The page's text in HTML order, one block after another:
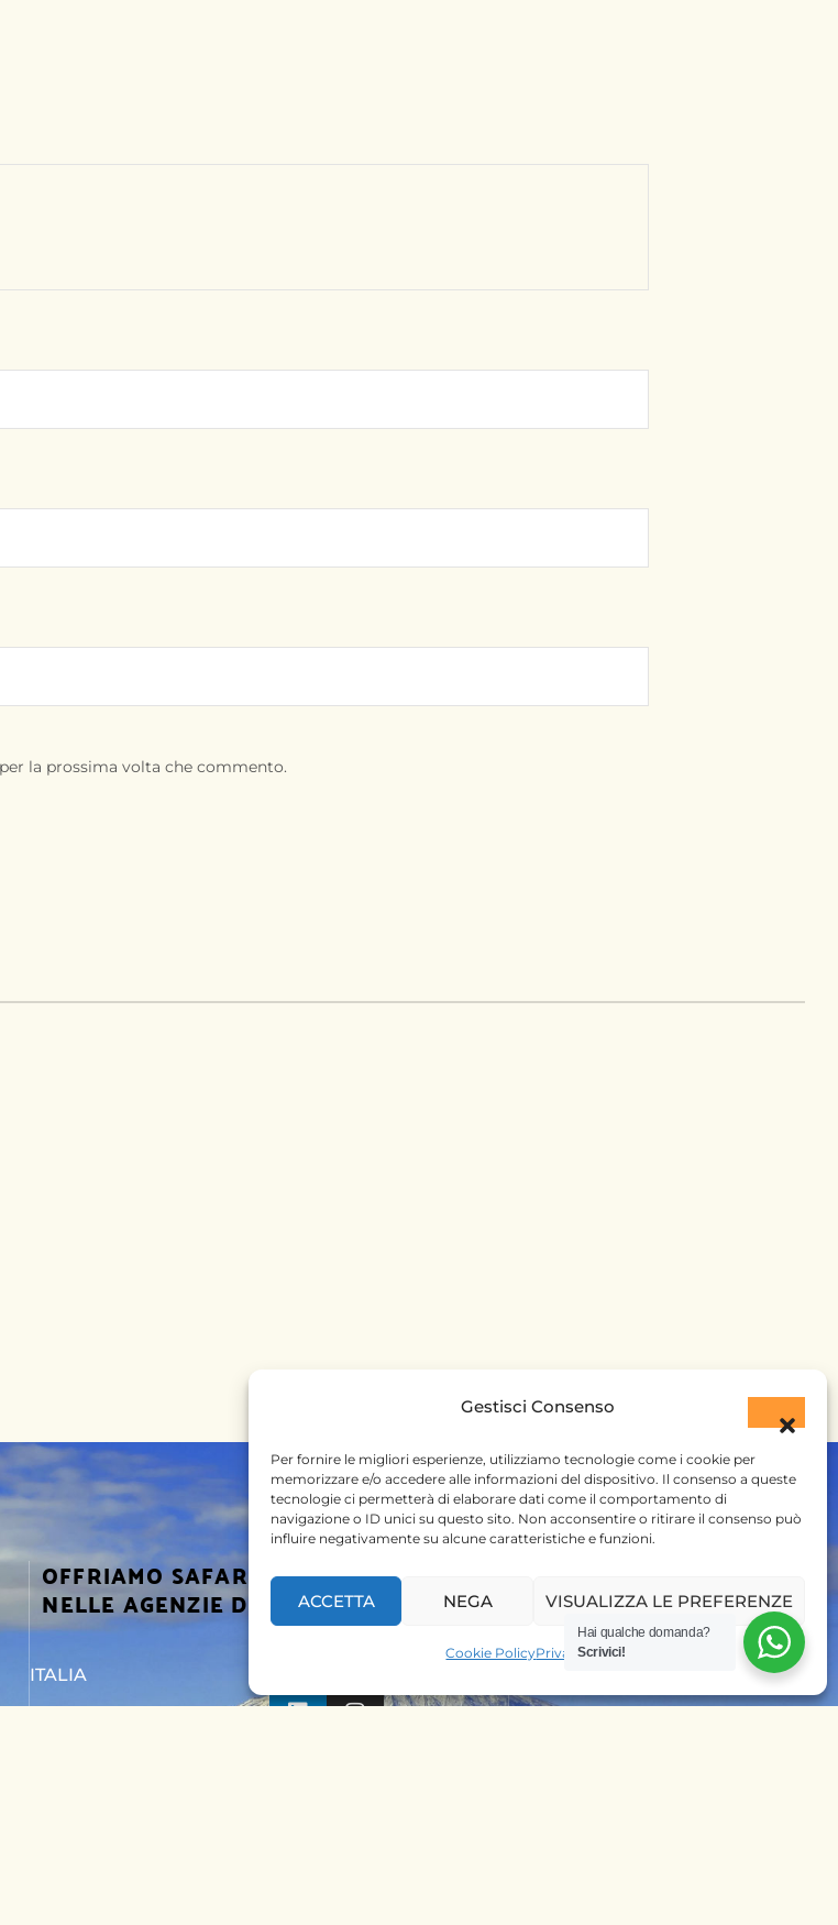
Gestisci Consenso
Per fornire le migliori esperienze, utilizziamo tecnologie come i cookie per
memorizzare e/o accedere alle informazioni del dispositivo. Il consenso a queste
tecnologie ci permetterà di elaborare dati come il comportamento di
navigazione o ID unici su questo sito. Non acconsentire o ritirare il consenso può
influire negativamente su alcune caratteristiche e funzioni.
ACCETTA NEGA VISUALIZZA LE PREFERENZE
Cookie PolicyPrivacy Policy
la prossima volta che commento.
OFFRIAMO SAFARI
NELLE AGENZIE DI
ITALIA
SEGUICI SU
PRENOTA SUBITO IL
Hai qualche domanda?
Scrivici!